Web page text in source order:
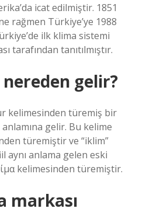
icat edilmiştir. 1851
rağmen Türkiye’ye 1988
ilk klima sistemi
tarafından tanıtılmıştır.
gelir?
kelimesinden türemiş bir
gelir. Bu kelime
türemiştir ve “iklim”
aynı anlama gelen eski
kelimesinden türemiştir.
markası